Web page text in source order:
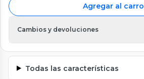
Agregar al carro
Cambios y devoluciones
Todas las características